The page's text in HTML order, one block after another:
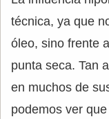
técnica, ya que
óleo, sino frente
punta seca. Tan
en muchos de
podemos ver